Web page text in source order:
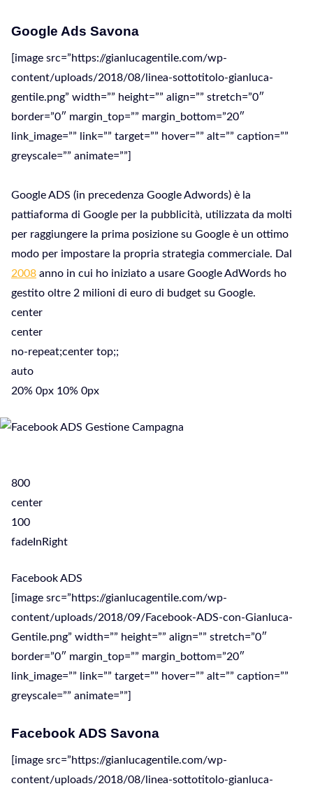
Google Ads Savona
[image src=”https://gianlucagentile.com/wp-
content/uploads/2018/08/linea-sottotitolo-gianluca-
gentile.png” width=”” height=”” align=”” stretch=”0″
border=”0″ margin_top=”” margin_bottom=”20″
link_image=”” link=”” target=”” hover=”” alt=”” caption=””
greyscale=”” animate=””]
Google ADS (in precedenza Google Adwords) è la
pattiaforma di Google per la pubblicità, utilizzata da molti
per raggiungere la prima posizione su Google è un ottimo
modo per impostare la propria strategia commerciale. Dal
2008 anno in cui ho iniziato a usare Google AdWords ho
gestito oltre 2 milioni di euro di budget su Google.
center
center
no-repeat;center top;;
auto
20% 0px 10% 0px
800
center
100
fadeInRight
Facebook ADS
[image src=”https://gianlucagentile.com/wp-
content/uploads/2018/09/Facebook-ADS-con-Gianluca-
Gentile.png” width=”” height=”” align=”” stretch=”0″
border=”0″ margin_top=”” margin_bottom=”20″
link_image=”” link=”” target=”” hover=”” alt=”” caption=””
greyscale=”” animate=””]
Facebook ADS Savona
[image src=”https://gianlucagentile.com/wp-
content/uploads/2018/08/linea-sottotitolo-gianluca-